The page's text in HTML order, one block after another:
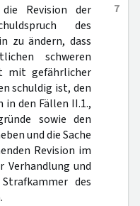
7
Revision der
des
zu ändern, dass
schweren
mit gefährlicher
schuldig ist, den
in den Fällen II.1.,
sowie den
und die Sache
Revision im
Verhandlung und
des